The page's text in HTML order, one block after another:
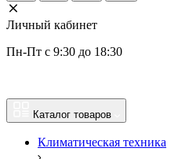
Личный кабинет
Пн-Пт с 9:30 до 18:30
Каталог товаров
Климатическая техника